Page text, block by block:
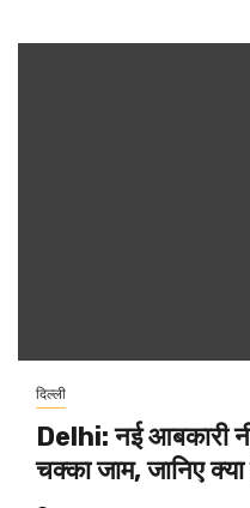
दिल्ली
Delhi: नई आबकारी
चक्का जाम, जानिए क्या